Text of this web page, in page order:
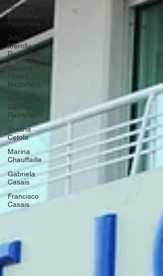
Alicia
Raffinengo
Reportera
John
Merolla
Reportero
Sabrina
Pinera
Reportera
Samantha
Gilstrap
Reporter
Viviana
Cetola
Marina
Chauffaille
Gabriela
Casais
Francisco
Casais